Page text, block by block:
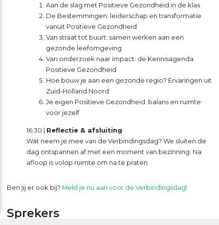
Aan de slag met Positieve Gezondheid in de klas
De Bestemmingen: leiderschap en transformatie
vanuit Positieve Gezondheid
Van straat tot buurt: samen werken aan een
gezonde leefomgeving
Van onderzoek naar impact: de Kennisagenda
Positieve Gezondheid
Hoe bouw je aan een gezonde regio? Ervaringen uit
Zuid-Holland Noord
Je eigen Positieve Gezondheid: balans en ruimte
voor jezelf
16:30 | Reflectie & afsluiting
Wat neem je mee van de Verbindingsdag? We sluiten de
dag ontspannen af met een moment van bezinning. Na
afloop is volop ruimte om na te praten.
Ben jij er ook bij? Meld je nu aan voor de Verbindingsdag!
Sprekers